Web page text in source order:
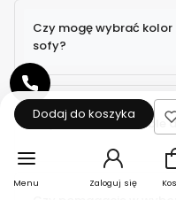
Czy mogę wybrać kolor
sofy?
Czy kurier wnosi meble
Dodaj do koszyka
Menu Zaloguj się